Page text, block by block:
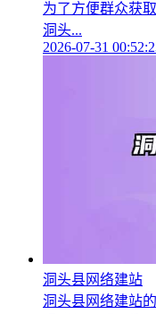
为了方便群众获
洞头...
2026-07-31
洞头县网络建站
洞头县网络建站